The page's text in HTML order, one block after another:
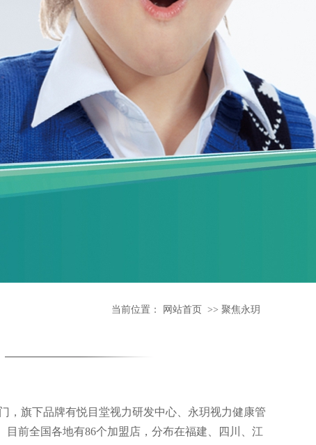
当前位置： 网站首页 >> 聚焦永玥
旗下品牌有悦目堂视力研发中心、 永玥视力健康管
前全国各地有86个加盟店，分布在福建、四川、江